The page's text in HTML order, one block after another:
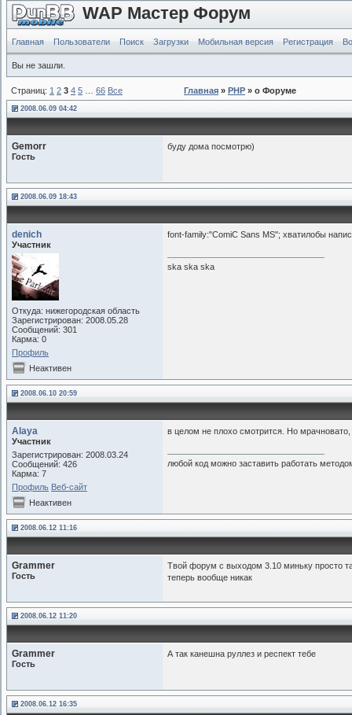
WAP Мастер Форум
Главная Пользователи Поиск Загрузки Мобильная версия Регистрация
Вы не зашли.
Страниц: 1 2 3 4 5 66 Все Главная » PHP » о Форуме
2008.06.09 04:42
Gemorr
Гость
буду дома посмотрю)
2008.06.09 18:43
denich
Участник
Откуда: нижегородская область
Зарегистрирован: 2008.05.28
Сообщений: 301
Карма: 0
Профиль
font-family:"ComiC Sans MS"; хватилобы
ska ska ska
Неактивен
2008.06.10 20:59
Alaya
Участник
Зарегистрирован: 2008.03.24
Сообщений: 426
Карма: 7
Профиль Веб-сайт
в целом не плохо смотрится. Но
любой код можно заставить работать
Неактивен
2008.06.12 11:16
Grammer
Гость
Твой форум с выходом 3.10 миньку просто
теперь вообще никак
2008.06.12 11:20
Grammer
Гость
А так канешна руллез и респект тебе
2008.06.12 16:35